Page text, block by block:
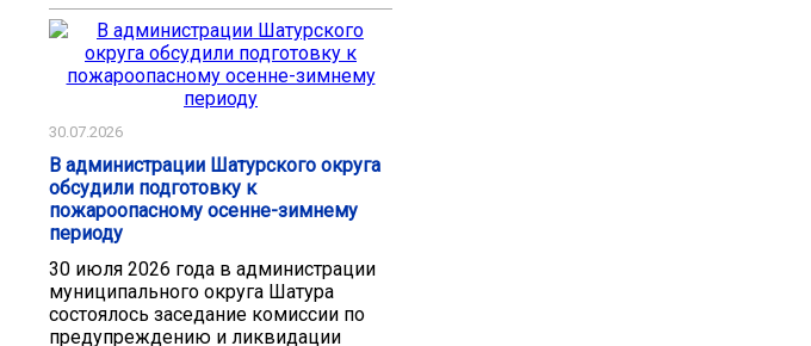
30.07.2026
В администрации Шатурского округа
обсудили подготовку к
пожароопасному осенне-зимнему
периоду
30 июля 2026 года в администрации
муниципального округа Шатура
состоялось заседание комиссии по
предупреждению и ликвидации